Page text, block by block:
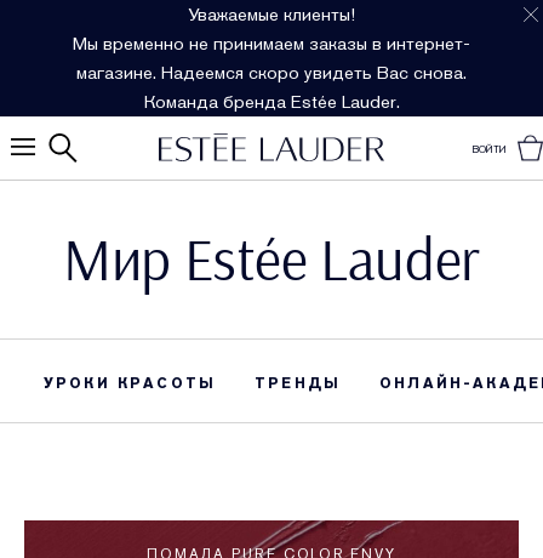
Уважаемые клиенты!
Мы временно не принимаем заказы в интернет-
магазине. Надеемся скоро увидеть Вас снова.
Команда бренда Estée Lauder.
ВОЙТИ
Мир Estée Lauder
УРОКИ КРАСОТЫ ТРЕНДЫ ОНЛАЙН-
ПОМАДА PURE COLOR ENVY